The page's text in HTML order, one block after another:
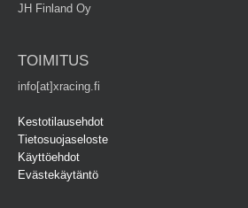
JH Finland Oy
TOIMITUS
info[at]xracing.fi
Kestotilausehdot
Tietosuojaseloste
Käyttöehdot
Evästekäytäntö